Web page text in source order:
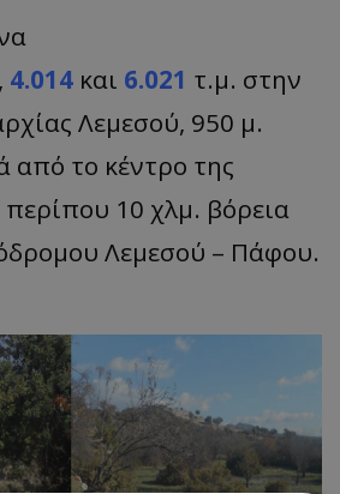
, 4.014 και 6.021 τ.μ. στην
Λεμεσού, 950 μ.
από το κέντρο της
περίπου 10 χλμ. βόρεια
Λεμεσού – Πάφου.